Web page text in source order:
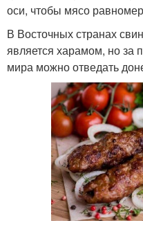
оси, чтобы мясо
В Восточных странах
является харамом, но за
мира можно отведать